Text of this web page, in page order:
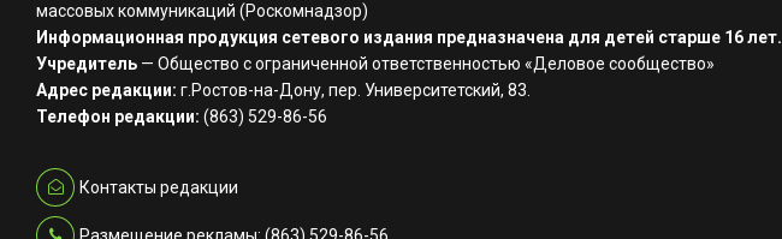
массовых коммуникаций (Роскомнадзор)
Информационная продукция сетевого издания предназначена для детей старше 16 лет.
Учредитель — Общество с ограниченной ответственностью «Деловое сообщество»
Адрес редакции: г.Ростов-на-Дону, пер. Университетский, 83.
Телефон редакции: (863) 529-86-56
Контакты редакции